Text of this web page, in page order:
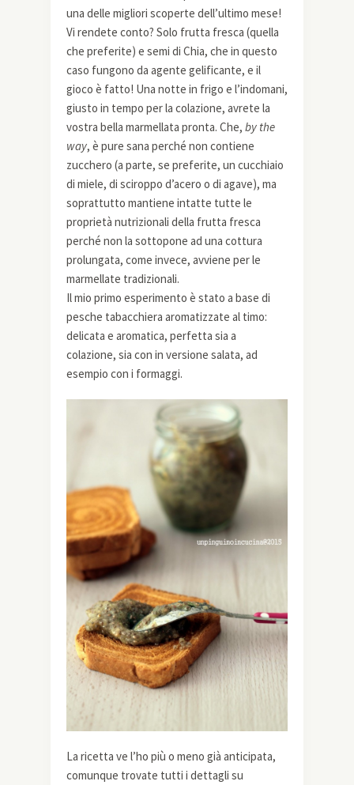
una delle migliori scoperte dell’ultimo mese!
Vi rendete conto? Solo frutta fresca (quella
che preferite) e semi di Chia, che in questo
caso fungono da agente gelificante, e il
gioco è fatto! Una notte in frigo e l’indomani,
giusto in tempo per la colazione, avrete la
vostra bella marmellata pronta. Che, by the
way, è pure sana perché non contiene
zucchero (a parte, se preferite, un cucchiaio
di miele, di sciroppo d’acero o di agave), ma
soprattutto mantiene intatte tutte le
proprietà nutrizionali della frutta fresca
perché non la sottopone ad una cottura
prolungata, come invece, avviene per le
marmellate tradizionali.
Il mio primo esperimento è stato a base di
pesche tabacchiera aromatizzate al timo:
delicata e aromatica, perfetta sia a
colazione, sia con in versione salata, ad
esempio con i formaggi.
La ricetta ve l’ho più o meno già anticipata,
comunque trovate tutti i dettagli su